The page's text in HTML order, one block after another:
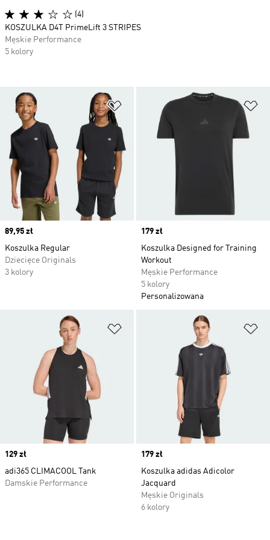
Dodaj do listy życzeń
Price
89,95 zł
Koszulka Regular
Dziecięce Originals
3 kolory
Price
179 zł
Koszulka Designed for Training
Workout
Męskie Performance
5 kolory
Personalizowana
Dodaj do listy życzeń
Price
129 zł
adi365 CLIMACOOL Tank
Damskie Performance
Price
179 zł
Koszulka adidas Adicolor
Jacquard
Męskie Originals
6 kolory
(4)
KOSZULKA D4T PrimeLift 3 STRIPES
Męskie Performance
5 kolory